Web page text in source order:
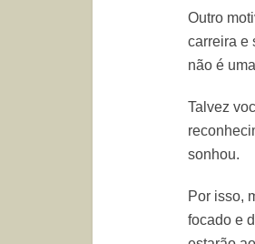
Outro
carreira e
não é
Talvez
sonhou.
Por isso,
focado e